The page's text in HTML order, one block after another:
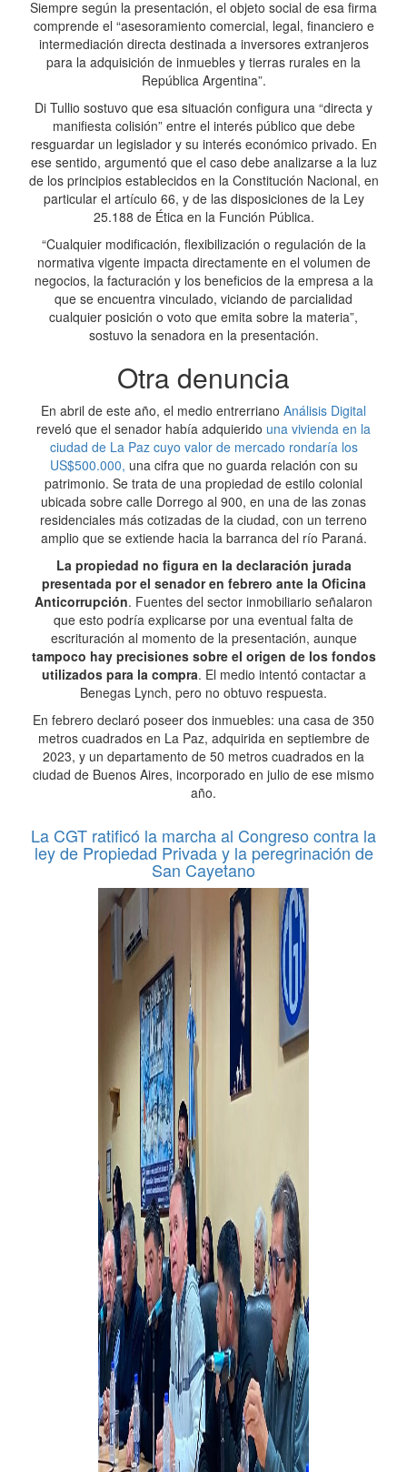
Siempre según la presentación, el objeto social de esa firma
comprende el “asesoramiento comercial, legal, financiero e
intermediación directa destinada a inversores extranjeros
para la adquisición de inmuebles y tierras rurales en la
República Argentina”.
Di Tullio sostuvo que esa situación configura una “directa y
manifiesta colisión” entre el interés público que debe
resguardar un legislador y su interés económico privado. En
ese sentido, argumentó que el caso debe analizarse a la luz
de los principios establecidos en la Constitución Nacional, en
particular el artículo 66, y de las disposiciones de la Ley
25.188 de Ética en la Función Pública.
“Cualquier modificación, flexibilización o regulación de la
normativa vigente impacta directamente en el volumen de
negocios, la facturación y los beneficios de la empresa a la
que se encuentra vinculado, viciando de parcialidad
cualquier posición o voto que emita sobre la materia”,
sostuvo la senadora en la presentación.
Otra denuncia
En abril de este año, el medio entrerriano Análisis Digital
reveló que el senador había adquierido una vivienda en la
ciudad de La Paz cuyo valor de mercado rondaría los
US$500.000, una cifra que no guarda relación con su
patrimonio. Se trata de una propiedad de estilo colonial
ubicada sobre calle Dorrego al 900, en una de las zonas
residenciales más cotizadas de la ciudad, con un terreno
amplio que se extiende hacia la barranca del río Paraná.
La propiedad no figura en la declaración jurada
presentada por el senador en febrero ante la Oficina
Anticorrupción. Fuentes del sector inmobiliario señalaron
que esto podría explicarse por una eventual falta de
escrituración al momento de la presentación, aunque
tampoco hay precisiones sobre el origen de los fondos
utilizados para la compra. El medio intentó contactar a
Benegas Lynch, pero no obtuvo respuesta.
En febrero declaró poseer dos inmuebles: una casa de 350
metros cuadrados en La Paz, adquirida en septiembre de
2023, y un departamento de 50 metros cuadrados en la
ciudad de Buenos Aires, incorporado en julio de ese mismo
año.
La CGT ratificó la marcha al Congreso contra la
ley de Propiedad Privada y la peregrinación de
San Cayetano